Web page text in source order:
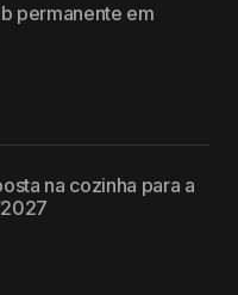
permanente em
na cozinha para a